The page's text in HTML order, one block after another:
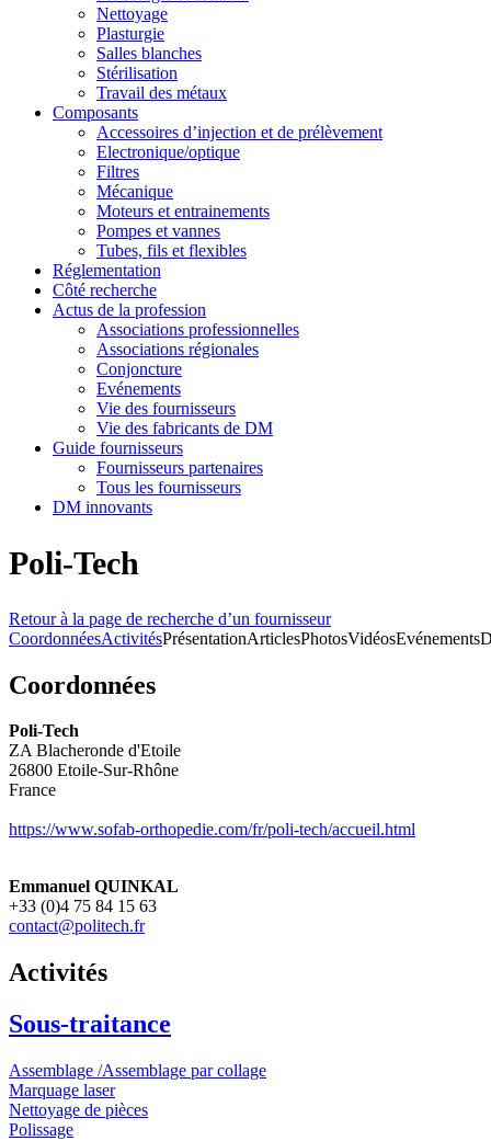
Nettoyage
Plasturgie
Salles blanches
Stérilisation
Travail des métaux
Composants
Accessoires d’injection et de prélèvement
Electronique/optique
Filtres
Mécanique
Moteurs et entrainements
Pompes et vannes
Tubes, fils et flexibles
Réglementation
Côté recherche
Actus de la profession
Associations professionnelles
Associations régionales
Conjoncture
Evénements
Vie des fournisseurs
Vie des fabricants de DM
Guide fournisseurs
Fournisseurs partenaires
Tous les fournisseurs
DM innovants
Poli-Tech
Retour à la page de recherche d’un fournisseur
CoordonnéesActivitésPrésentationArticlesPhotosVidéosEvénements
Coordonnées
Poli-Tech
ZA Blacheronde d'Etoile
26800 Etoile-Sur-Rhône
France
https://www.sofab-orthopedie.com/fr/poli-tech/accueil.html
Emmanuel QUINKAL
+33 (0)4 75 84 15 63
contact@politech.fr
Activités
Sous-traitance
Assemblage /Assemblage par collage
Marquage laser
Nettoyage de pièces
Polissage